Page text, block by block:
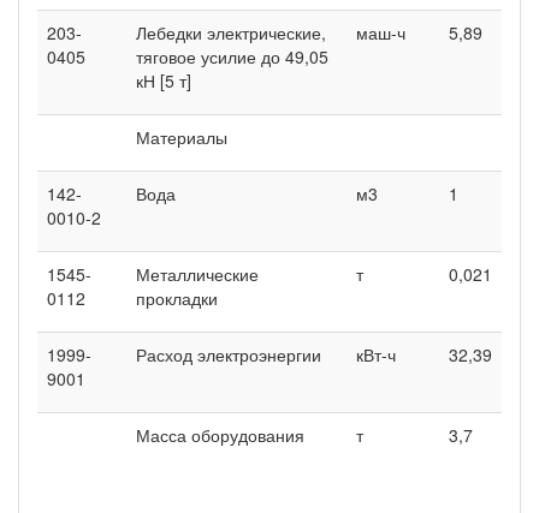
203-
0405
Лебедки электрические,
тяговое усилие до 49,05
кН [5 т]
маш-ч 5,89
Материалы
142-
0010-2
Вода м3 1
1545-
0112
Металлические
прокладки
т 0,021
1999-
9001
Расход электроэнергии кВт-ч 32,39
Масса оборудования т 3,7